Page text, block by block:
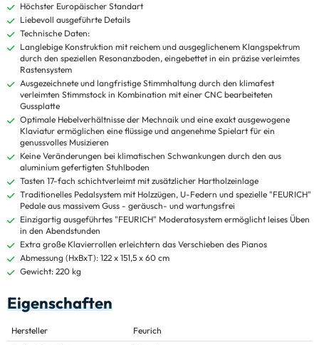
Höchster Europäischer Standart
Liebevoll ausgeführte Details
Technische Daten:
Langlebige Konstruktion mit reichem und ausgeglichenem Klangspektrum
durch den speziellen Resonanzboden, eingebettet in ein präzise verleimtes
Rastensystem
Ausgezeichnete und langfristige Stimmhaltung durch den klimafest
verleimten Stimmstock in Kombination mit einer CNC bearbeiteten
Gussplatte
Optimale Hebelverhältnisse der Mechnaik und eine exakt ausgewogene
Klaviatur ermöglichen eine flüssige und angenehme Spielart für ein
genussvolles Musizieren
Keine Veränderungen bei klimatischen Schwankungen durch den aus
aluminium gefertigten Stuhlboden
Tasten 17-fach schichtverleimt mit zusätzlicher Hartholzeinlage
Traditionelles Pedalsystem mit Holzzügen, U-Federn und spezielle "FEURICH"
Pedale aus massivem Guss - geräusch- und wartungsfrei
Einzigartig ausgeführtes "FEURICH" Moderatosystem ermöglicht leises Üben
in den Abendstunden
Extra große Klavierrollen erleichtern das Verschieben des Pianos
Abmessung (HxBxT): 122 x 151,5 x 60 cm
Gewicht: 220 kg
Eigenschaften
Hersteller
Feurich